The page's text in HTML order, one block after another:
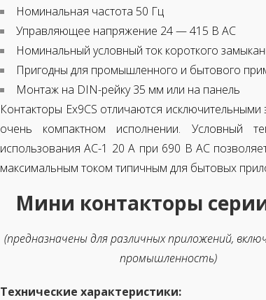
Номинальная частота 50 Гц
Управляющее напряжение 24 — 415 В AC
Номинальный условный ток короткого
Пригодны для промышленного и бытового
Монтаж на DIN-рейку 35 мм или на панель
Контакторы Ex9CS отличаются исключительными
очень компактном исполнении. Условный
использования AC-1 20 A при 690 В AC
максимальным током типичным для бытовых
Мини контакторы
(предназначены для различных приложений,
промышленность)
Технические характеристики: